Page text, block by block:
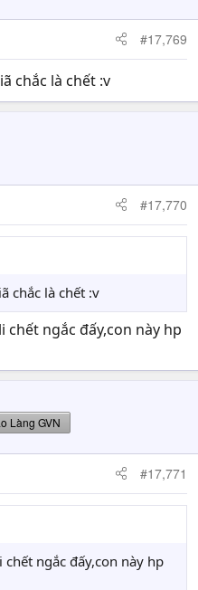
#17,769
chắc là chết :v
#17,770
chắc là chết :v
ngắc đấy,con này hp
Làng GVN
#17,771
ngắc đấy,con này hp